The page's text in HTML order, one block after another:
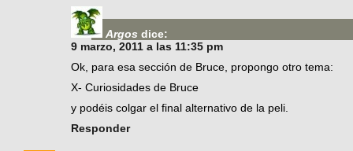
Argos dice:
9 marzo, 2011 a las 11:35 pm
Ok, para esa sección de Bruce, propongo otro tema:
X- Curiosidades de Bruce
y podéis colgar el final alternativo de la peli.
Responder